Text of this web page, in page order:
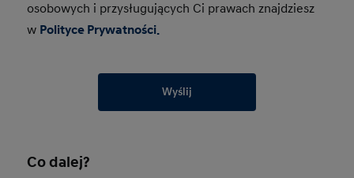
osobowych i przysługujących Ci prawach znajdziesz
w Polityce Prywatności.
Wyślij
Co dalej?